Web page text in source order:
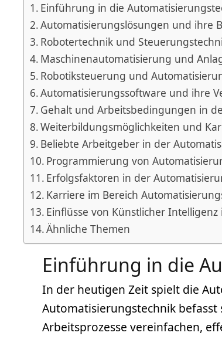
Einführung in die
Automatisierungslösungen und ihre
Robotertechnik und
Maschinenautomatisierung und
Robotiksteuerung und
Automatisierungssoftware und ihre
Gehalt und Arbeitsbedingungen in
Weiterbildungsmöglichkeiten und
Beliebte Arbeitgeber in der
Programmierung von
Erfolgsfaktoren in der
Karriere im Bereich
Einflüsse von Künstlicher
Ähnliche Themen
Einführung in die
In der heutigen Zeit spielt die
Automatisierungstechnik
Arbeitsprozesse vereinfachen,